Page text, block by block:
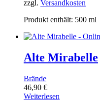
zzgl. Versandkosten
Produkt enthält: 500 ml
Alte Mirabelle
Brände
46,90 €
Weiterlesen